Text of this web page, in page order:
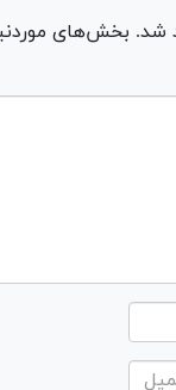
شد. بخش‌های